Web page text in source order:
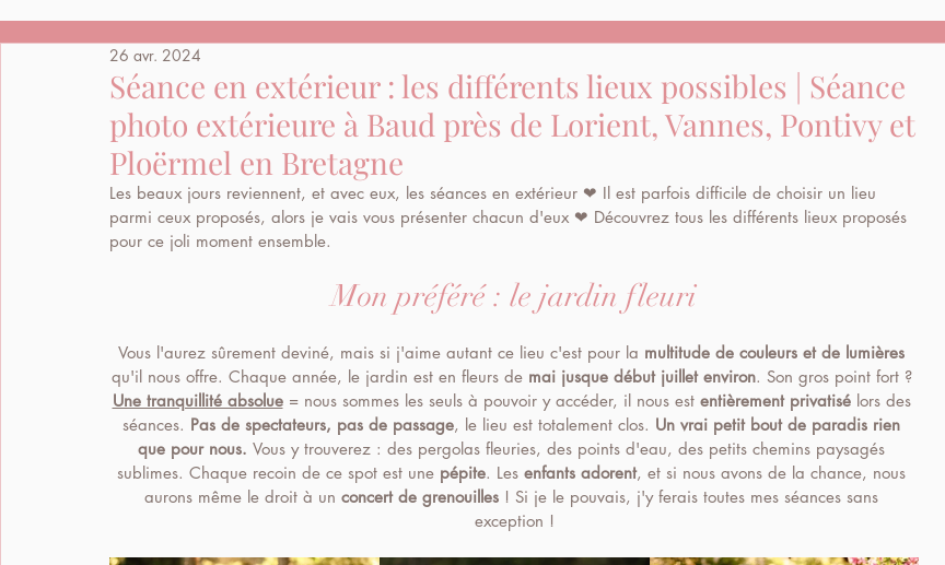
Séance en extérieur : les différents lieux possibles | Séance
photo extérieure à Baud près de Lorient, Vannes, Pontivy et
Ploërmel en Bretagne
26 avr. 2024
Les beaux jours reviennent, et avec eux, les séances en extérieur ❤ Il est parfois difficile de choisir un lieu
parmi ceux proposés, alors je vais vous présenter chacun d'eux ❤ Découvrez tous les différents lieux proposés
pour ce joli moment ensemble.
Mon préféré : le jardin fleuri
Vous l'aurez sûrement deviné, mais si j'aime autant ce lieu c'est pour la multitude de couleurs et de lumières
qu'il nous offre. Chaque année, le jardin est en fleurs de mai jusque début juillet environ. Son gros point fort ?
Une tranquillité absolue = nous sommes les seuls à pouvoir y accéder, il nous est entièrement privatisé lors des
séances. Pas de spectateurs, pas de passage, le lieu est totalement clos. Un vrai petit bout de paradis rien
que pour nous. Vous y trouverez : des pergolas fleuries, des points d'eau, des petits chemins paysagés
sublimes. Chaque recoin de ce spot est une pépite. Les enfants adorent, et si nous avons de la chance, nous
aurons même le droit à un concert de grenouilles ! Si je le pouvais, j'y ferais toutes mes séances sans
exception !